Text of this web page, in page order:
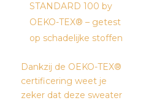
STANDARD 100 by
OEKO-TEX® – getest
op schadelijke stoffen
Dankzij de OEKO-TEX®
certificering weet je
zeker dat deze sweater